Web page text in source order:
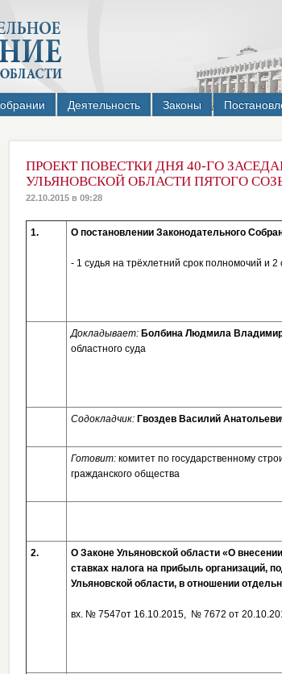
Деятельность Законы
ПРОЕКТ ПОВЕСТКИ ДНЯ 40-ГО
УЛЬЯНОВСКОЙ ОБЛАСТИ ПЯТОГО
22.10.2015 в 09:28
1. О постановлении Законодательного
- 1 судья на трёхлетний срок полномочий и
Докладывает:Болбина Людмила
областного суда
Содокладчик: Гвоздев Василий
Готовит:комитет по государственному
гражданского общества
2.
О Законе Ульяновской области «О
ставках налога на прибыль организаций,
Ульяновской области, в отношении
вх. № 7547от 16.10.2015, № 7672 от